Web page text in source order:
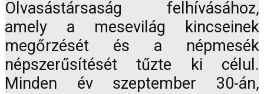
Olvasástársaság felhívásához,
amely a mesevilág kincseinek
megőrzését és a népmesék
népszerűsítését tűzte ki célul.
Minden év szeptember 30-án,